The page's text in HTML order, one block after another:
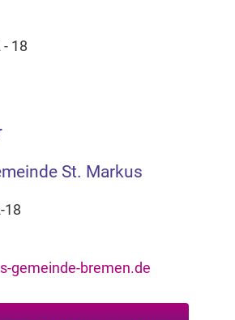
18
St. Markus
18
gemeinde-bremen.de